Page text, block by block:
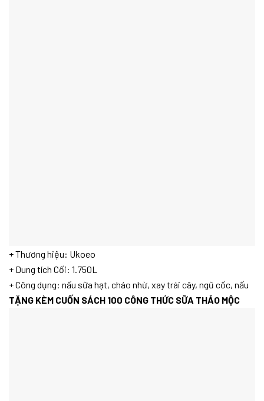
+ Thương hiệu: Ukoeo
+ Dung tích Cối: 1.750L
+ Công dụng: nấu sữa hạt, cháo nhừ, xay trái cây, ngũ cốc, nấu
TẶNG KÈM CUỐN SÁCH 100 CÔNG THỨC SỮA THẢO MỘC